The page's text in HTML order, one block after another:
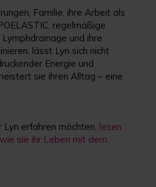
Familie, ihre Arbeit als
regelmäßige
und ihre
lässt Lyn sich nicht
Energie und
sie ihren Alltag – eine
Lyn erfahren möchten, lesen
sie ihr Leben mit dem